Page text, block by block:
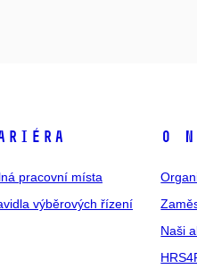
pracovní místa
výběrových řízení
O
Naši